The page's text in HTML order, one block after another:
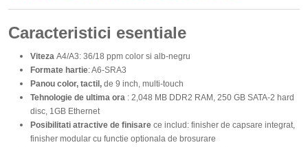
Caracteristici esentiale
Viteza A4/A3: 36/18 ppm color si alb-negru
Formate hartie: A6-SRA3
Panou color, tactil, de 9 inch, multi-touch
Tehnologie de ultima ora : 2,048 MB DDR2 RAM, 250 GB SATA-2 hard
disc, 1GB Ethernet
Posibilitati atractive de finisare ce includ: finisher de capsare integrat,
finisher modular cu functie optionala de brosurare